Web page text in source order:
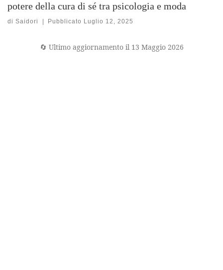
potere della cura di sé tra psicologia e moda
di Saidori | Pubblicato Luglio 12, 2025
🔄 Ultimo aggiornamento il 13 Maggio 2026